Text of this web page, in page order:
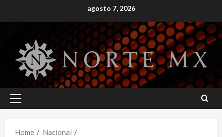
to
agosto 7, 2026
Primary
Home
Nacional